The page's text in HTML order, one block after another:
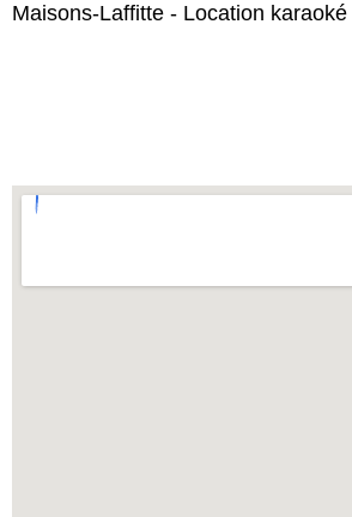
Maisons-Laffitte - Location